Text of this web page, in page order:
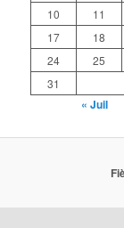
10
11
17
18
24
25
31
« Juil